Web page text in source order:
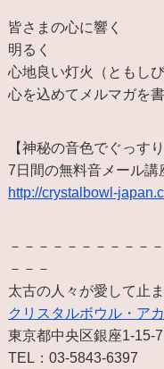
皆さまの心に響く
明るく
心地良い灯火（ともし
心を込めてメルマガを
【神秘の音色でぐっす
7日間の無料音メール講
http://crystalbowl-
－－－－－－－－－－
－－－
太古の人々が愛して止
クリスタルボウル・ア
東京都中央区銀座1-15-
TEL：03-5843-6397